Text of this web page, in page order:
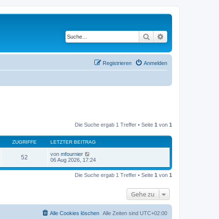
Suche
Anmelden
Registrieren
Die Suche ergab 1 Treffer • Seite 1 von 1
ZUGRIFFE LETZTER BEITRAG
52 von mfournier
06 Aug 2026, 17:24
Die Suche ergab 1 Treffer • Seite 1 von 1
Gehe zu
Alle Zeiten sind UTC+02:00
Alle Cookies löschen